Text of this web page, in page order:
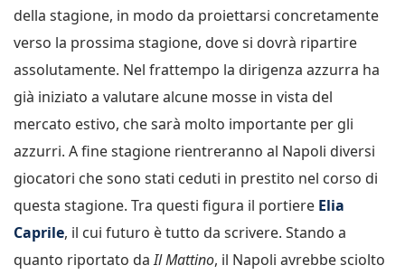
della stagione, in modo da proiettarsi concretamente
verso la prossima stagione, dove si dovrà ripartire
assolutamente. Nel frattempo la dirigenza azzurra ha
già iniziato a valutare alcune mosse in vista del
mercato estivo, che sarà molto importante per gli
azzurri. A fine stagione rientreranno al Napoli diversi
giocatori che sono stati ceduti in prestito nel corso di
questa stagione. Tra questi figura il portiere Elia
Caprile, il cui futuro è tutto da scrivere. Stando a
quanto riportato daIl Mattino, il Napoli avrebbe sciolto